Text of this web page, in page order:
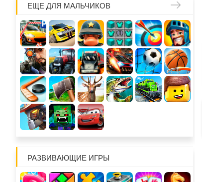
ЕЩЕ ДЛЯ МАЛЬЧИКОВ
РАЗВИВАЮЩИЕ ИГРЫ